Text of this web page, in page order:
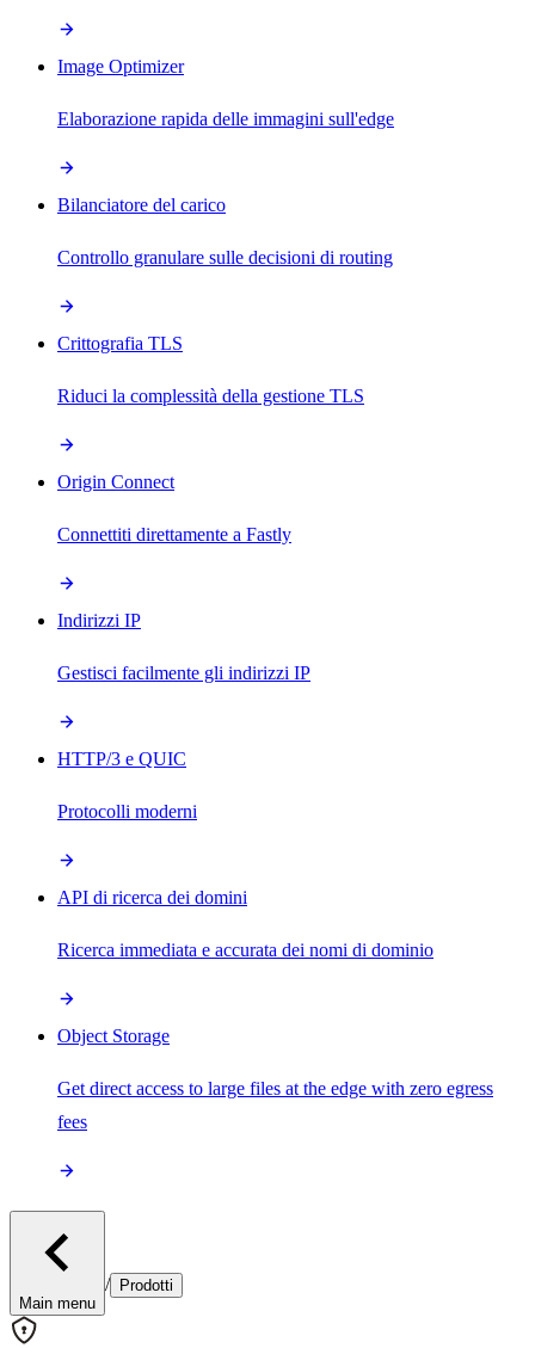
Image Optimizer
Elaborazione rapida delle immagini sull'edge
Bilanciatore del carico
Controllo granulare sulle decisioni di routing
Crittografia TLS
Riduci la complessità della gestione TLS
Origin Connect
Connettiti direttamente a Fastly
Indirizzi IP
Gestisci facilmente gli indirizzi IP
HTTP/3 e QUIC
Protocolli moderni
API di ricerca dei domini
Ricerca immediata e accurata dei nomi di dominio
Object Storage
Get direct access to large files at the edge with zero egress
fees
Main menu
/ Prodotti